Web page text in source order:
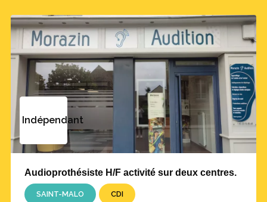
Indépendant
Audioprothésiste H/F activité sur deux centres.
SAINT-MALO CDI